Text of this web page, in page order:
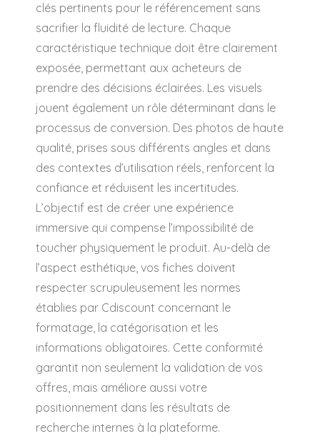
clés pertinents pour le référencement sans
sacrifier la fluidité de lecture. Chaque
caractéristique technique doit être clairement
exposée, permettant aux acheteurs de
prendre des décisions éclairées. Les visuels
jouent également un rôle déterminant dans le
processus de conversion. Des photos de haute
qualité, prises sous différents angles et dans
des contextes d’utilisation réels, renforcent la
confiance et réduisent les incertitudes.
L’objectif est de créer une expérience
immersive qui compense l’impossibilité de
toucher physiquement le produit. Au-delà de
l’aspect esthétique, vos fiches doivent
respecter scrupuleusement les normes
établies par Cdiscount concernant le
formatage, la catégorisation et les
informations obligatoires. Cette conformité
garantit non seulement la validation de vos
offres, mais améliore aussi votre
positionnement dans les résultats de
recherche internes à la plateforme.